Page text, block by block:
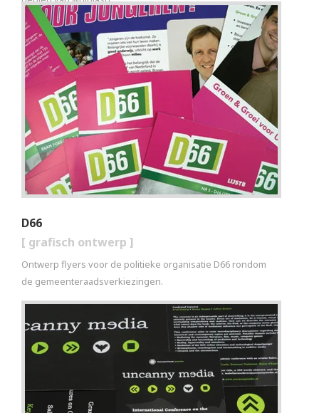
D66
[ grafisch ontwerp ]
Ontwerp flyers voor de politieke organisatie D66 rondom
de gemeenteraadsverkiezingen.